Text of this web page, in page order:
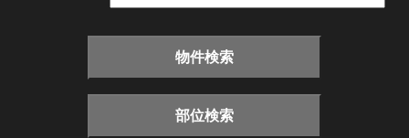
物件検索
部位検索